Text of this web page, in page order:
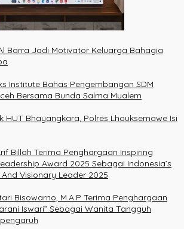
Barra Jadi Motivator Keluarga Bahagia
Institute Bahas Pengembangan SDM
Bersama Bunda Salma Mualem
HUT Bhayangkara, Polres Lhouksemawe Isi
Billah Terima Penghargaan Inspiring
Award 2025 Sebagai Indonesia’s
Visionary Leader 2025
Bisowarno, M.A.P Terima Penghargaan
Iswari” Sebagai Wanita Tangguh